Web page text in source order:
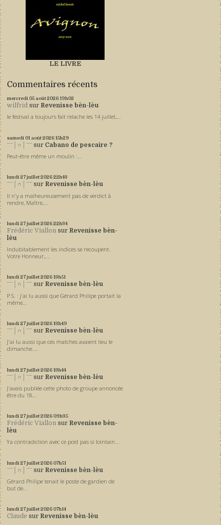
LE LIVRE
Commentaires récents
mercredi 05 août 202619h02
wilfrid sur Revenisse bèn-lèu
le festival a toujours fait relache les 14 juillet,...
samedi 01 août 202615h29
ˉˉˉ│∩│ˉˉˉ sur Cabano de pescaire ?
Peut-être même un moulin :...
lundi 27juillet 202622h43
ˉˉˉ│∩│ˉˉˉ sur Revenisse bèn-lèu
Il n'y a malheureusement pas de verdict à
rendre, Maître,...
lundi 27juillet 202622h34
Frédéric Viallon sur Revenisse bèn-
lèu
Indubitablement les indices se recoupent.
Votre Honneur,...
lundi 27juillet 202613h51
ˉˉˉ│∩│ˉˉˉ sur Revenisse bèn-lèu
P.S. : j'ai lu aussi que Gérard Philipe portait la
même...
lundi 27juillet 202613h49
ˉˉˉ│∩│ˉˉˉ sur Revenisse bèn-lèu
J'ai lu aussi que ces matches avaient lieu le
dimanche....
lundi 27juillet 202613h44
ˉˉˉ│∩│ˉˉˉ sur Revenisse bèn-lèu
J'avais publiée cette photo de groupe annoncée
être du 18...
lundi 27juillet 2026 09h35
Frédéric Viallon sur Revenisse bèn-
lèu
Ya contradiction avec ce post pas si lointain...
lundi 27juillet 2026 07h51
ˉˉˉ│∩│ˉˉˉ sur Revenisse bèn-lèu
Gérard Philipe tenait le poste de gardien de
but de...
lundi 27juillet 2026 07h14
Claude sur Revenisse bèn-lèu